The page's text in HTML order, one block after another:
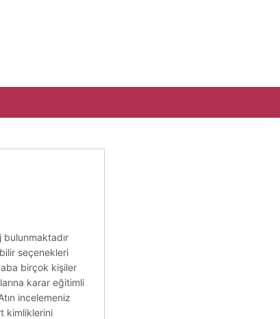
seçenekleri
birçok kişiler
karar eğitimli
incelemeniz
kimliklerini